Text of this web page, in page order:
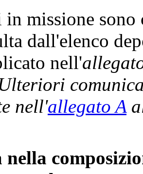
missione sono
dall'elenco
nell'
nell'allegato A